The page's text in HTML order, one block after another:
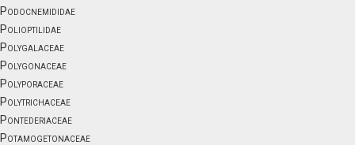
Podocnemididae
Polioptilidae
Polygalaceae
Polygonaceae
Polyporaceae
Polytrichaceae
Pontederiaceae
Potamogetonaceae